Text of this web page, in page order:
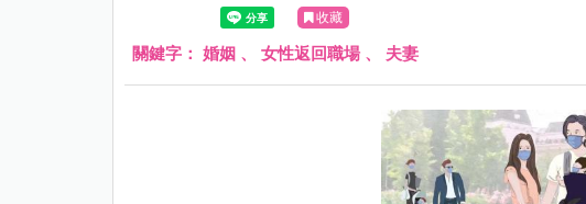
收藏
關鍵字： 婚姻 、 女性返回職場 、 夫妻